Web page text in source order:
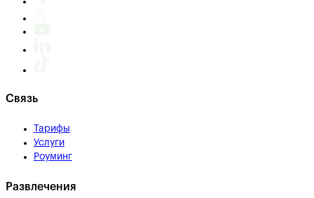
Связь
Тарифы
Услуги
Роуминг
Развлечения